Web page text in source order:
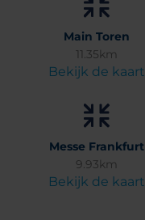
Main Toren
11.35km
Bekijk de kaart
Messe Frankfurt
9.93km
Bekijk de kaart